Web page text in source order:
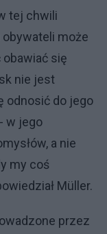
tej chwili
może
się
nie jest
odnosić do jego
w jego
a nie
my coś
Müller.
przez